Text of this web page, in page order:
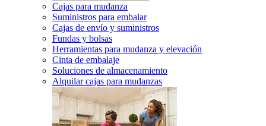
Cajas para mudanza
Suministros para embalar
Cajas de envío y suministros
Fundas y bolsas
Herramientas para mudanza y elevación
Cinta de embalaje
Soluciones de almacenamiento
Alquilar cajas para mudanzas